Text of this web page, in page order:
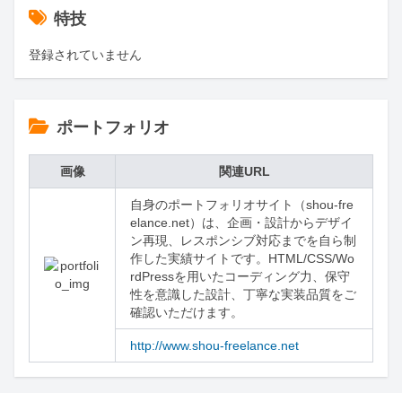
特技
登録されていません
ポートフォリオ
画像 関連URL
自身のポートフォリオサイト（shou-fre
elance.net）は、企画・設計からデザイ
ン再現、レスポンシブ対応までを自ら制
作した実績サイトです。HTML/CSS/Wo
rdPressを用いたコーディング力、保守
性を意識した設計、丁寧な実装品質をご
確認いただけます。
http://www.shou-freelance.net